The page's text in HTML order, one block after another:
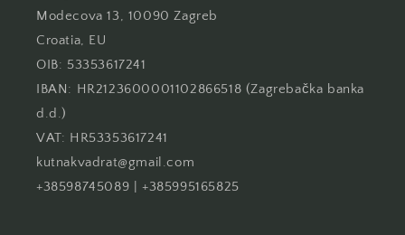
Modecova 13, 10090 Zagreb
Croatia, EU
OIB: 53353617241
IBAN: HR2123600001102866518 (Zagrebačka banka
d.d.)
VAT: HR53353617241
kutnakvadrat@gmail.com
+38598745089 | +385995165825